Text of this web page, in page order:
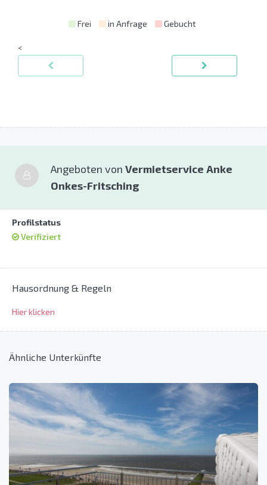
Frei in Anfrage Gebucht
<
Angeboten von Vermietservice Anke
Onkes-Fritsching
Profilstatus
Verifiziert
Hausordnung & Regeln
Hier klicken
Ähnliche Unterkünfte